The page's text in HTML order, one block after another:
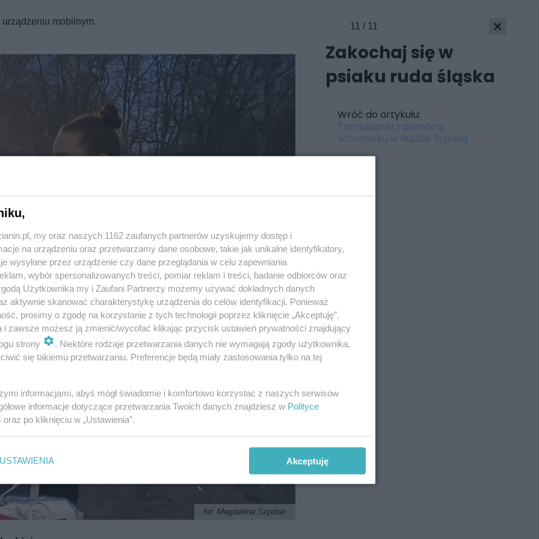
mobilnym.
fot: Magdalena Szpotan
11 / 11
Zakochaj się w
psiaku ruda śląska
Wróć do artykułu:
Torcidzianki z pomocą
schronisku w Rudzie Śląskiej
regulamin korzystania z portali
Twojemiasto
Piekary Śląskie
Chorzów
Tarnowskie Góry
Ruda Śląska
Świętochłowice
Tychy
Bytom
Katowice
Zabrze
Zagłębie
Skontakuj się
Kontakt
Redakcja
Newsletter
Reklama
my oraz naszych 1162 zaufanych partnerów uzyskujemy dostęp i
na urządzeniu oraz przetwarzamy dane osobowe, takie jak unikalne identyfikatory,
wysyłane przez urządzenie czy dane przeglądania w celu zapewniania
wybór spersonalizowanych treści, pomiar reklam i treści, badanie odbiorców oraz
Użytkownika my i Zaufani Partnerzy możemy używać dokładnych danych
aktywnie skanować charakterystykę urządzenia do celów identyfikacji. Ponieważ
prosimy o zgodę na korzystanie z tych technologii poprzez kliknięcie „Akceptuję”.
i zawsze możesz ją zmienić/wycofać klikając przycisk ustawień prywatności znajdujący
strony
. Niektóre rodzaje przetwarzania danych nie wymagają zgody użytkownika,
się takiemu przetwarzaniu. Preferencje będą miały zastosowania tylko na tej
informacjami, abyś mógł świadomie i komfortowo korzystać z naszych serwisów
informacje dotyczące przetwarzania Twoich danych znajdziesz w Polityce
oraz po kliknięciu w „Ustawienia”.
USTAWIENIA Akceptuję